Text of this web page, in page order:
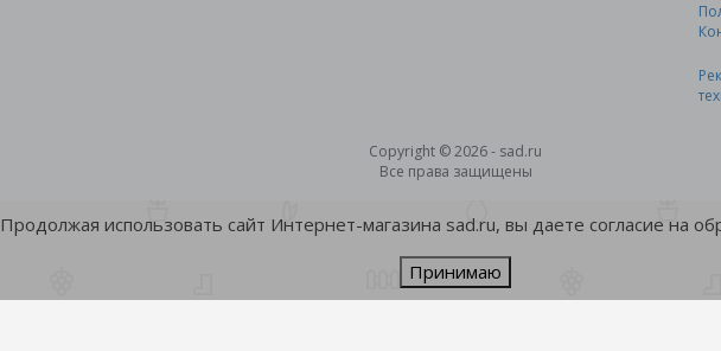
Copyright © 2026 - sad.ru
Все права защищены
Продолжая использовать сайт Интернет-магазина sad.ru, вы даете согласие на
Принимаю